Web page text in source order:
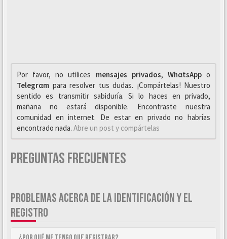
Por favor, no utilices mensajes privados, WhαtsAppo
Telegrαm para resolver tus dudas. ¡Compártelas! Nuestro
sentido es transmitir sabiduría. Si lo haces en privado,
mañana no estará disponible. Encontraste nuestra
comunidad en internet. De estar en privado no habrías
encontrado nada. Abre un post y compártelas
Preguntas Frecuentes
PROBLEMAS ACERCA DE LA IDENTIFICACIÓN Y EL
REGISTRO